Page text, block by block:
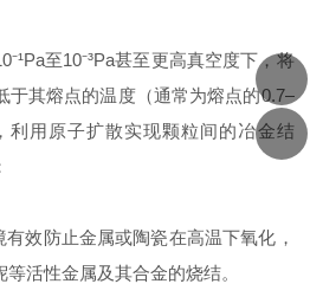
至10⁻³Pa甚至更高真空度下，将
于其熔点的温度（通常为熔点的0.7–
利用原子扩散实现颗粒间的冶金结
效防止金属或陶瓷在高温下氧化，
活性金属及其合金的烧结。